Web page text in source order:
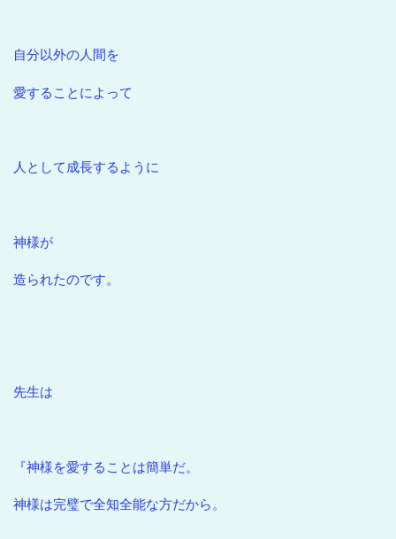
自分以外の人間を
愛することによって
人として成長するように
神様が
造られたのです。
先生は
『神様を愛することは簡単だ。
神様は完璧で全知全能な方だから。